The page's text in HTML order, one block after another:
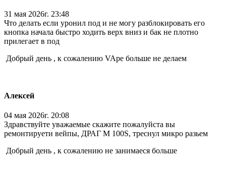
31 мая 2026г. 23:48
Что делать если уронил под и не могу разблокировать его
кнопка начала быстро ходить верх вниз и бак не плотно
прилегает в под
Добрый день , к сожалению VApe больше не делаем
Алексей
04 мая 2026г. 20:08
Здравствуйте уважаемые скажите пожалуйста вы
ремонтируети вейпы, ДРАГ M 100S, треснул микро разьем
Добрый день , к сожалению не занимаеся больше